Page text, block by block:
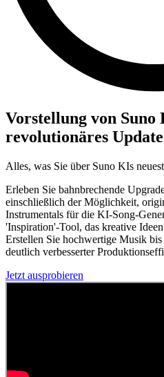
Vorstellung von Suno
revolutionäres Update
Alles, was Sie über Suno KIs
Erleben Sie bahnbrechende
einschließlich der Möglichkeit,
Instrumentals für die KI-Song-
'Inspiration'-Tool, das kreative
Erstellen Sie hochwertige Musik
deutlich verbesserter
Jetzt ausprobieren